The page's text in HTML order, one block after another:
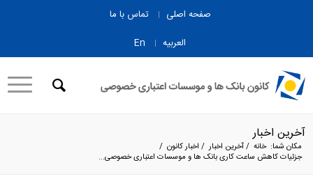
صفحه اصلی
تماس با ما
العربیه
En
آخرین اخبار
مکان شما: خانه /آخرین اخبار / اخبار کانون /
جزئیات کاهش ساعت کاری بانک ها و موسسات اعتباری خصوصی...